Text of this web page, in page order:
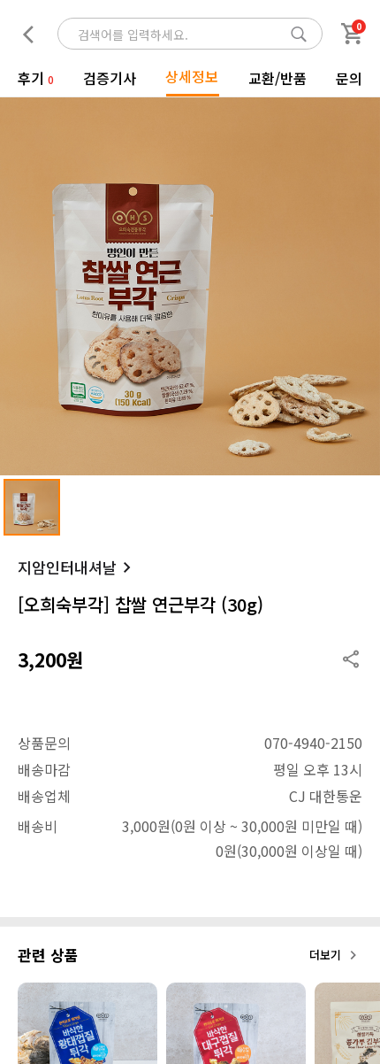
0
후기 0 검증기사 상세정보 교환/반품 문의
지암인터내셔날
[오희숙부각] 찹쌀 연근부각 (30g)
3,200원
상품문의
070-4940-2150
배송마감
평일 오후 13시
배송업체
CJ 대한통운
배송비
3,000원(0원 이상 ~ 30,000원 미만일 때)
0원(30,000원 이상일 때)
관련 상품 더보기